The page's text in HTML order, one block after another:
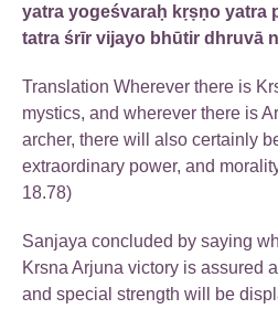
yatra yogeśvaraḥ kṛṣṇo yatra
tatra śrīr vijayo bhūtir dhruvā
Translation Wherever there is
mystics, and wherever there is
archer, there will also certainly
extraordinary power, and
18.78)
Sanjaya concluded by saying
Krsna Arjuna victory is assured
and special strength will be